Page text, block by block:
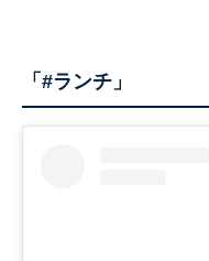
「#ランチ」